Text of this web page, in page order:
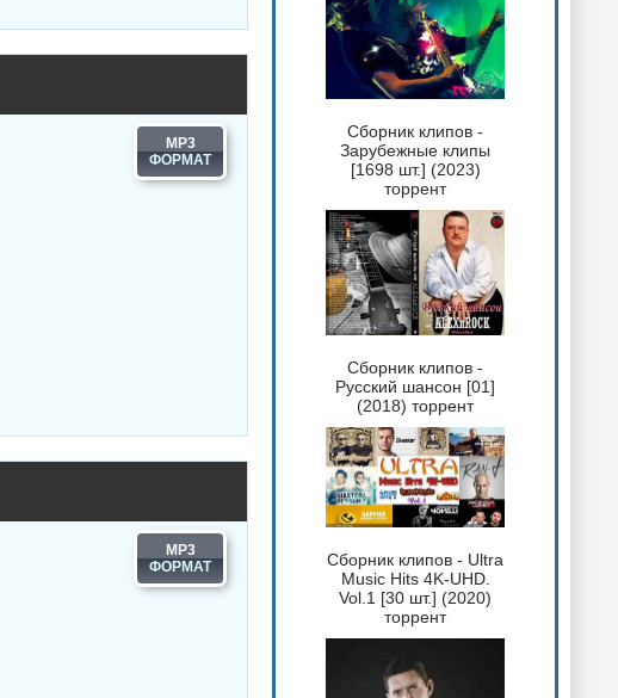
MP3
MP3
Сборник клипов -
Зарубежные клипы
[1698 шт.] (2023)
торрент
Сборник клипов -
Русский шансон [01]
(2018) торрент
Сборник клипов - Ultra
Music Hits 4K-UHD.
Vol.1 [30 шт.] (2020)
торрент